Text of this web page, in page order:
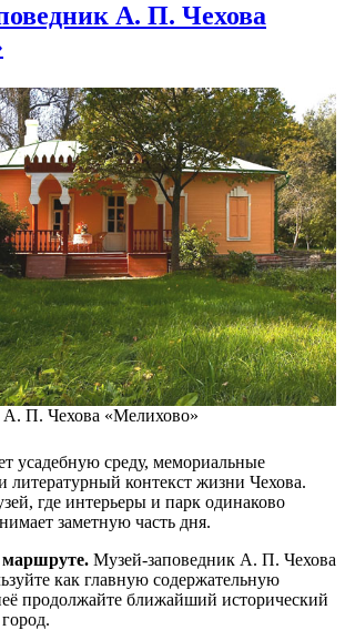
А. П. Чехова
А. П. Чехова «Мелихово»
усадебную среду, мемориальные
литературный контекст жизни Чехова.
где интерьеры и парк одинаково
заметную часть дня.
маршруте. Музей-заповедник А. П. Чехова
как главную содержательную
продолжайте ближайший исторический